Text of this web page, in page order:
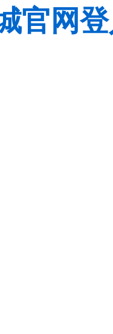
官网